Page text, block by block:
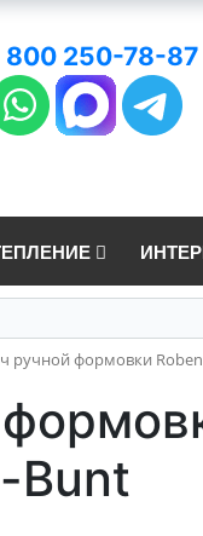
800 250-78-87
ручной формовки Roben
Bunt